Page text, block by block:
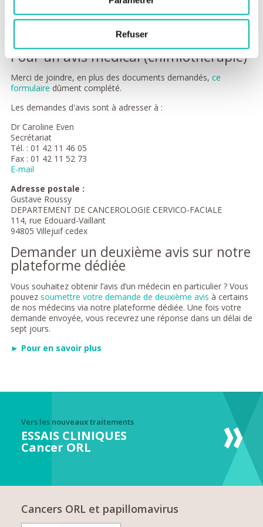
Refuser
Tél. : 01 42 11 44 46
Fax : 01 42 11 52 73
Pour un avis médical (chimiothérapie)
Merci de joindre, en plus des documents demandés, ce
formulaire dûment complété.
Les demandes d'avis sont à adresser à :
Dr Caroline Even
Secrétariat
Tél. : 01 42 11 46 05
Fax : 01 42 11 52 73
E-mail
Adresse postale :
Gustave Roussy
DEPARTEMENT DE CANCEROLOGIE CERVICO-FACIALE
114, rue Edouard-Vaillant
94805 Villejuif cedex
Demander un deuxième avis sur notre
plateforme dédiée
Vous souhaitez obtenir l’avis d’un médecin en particulier ? Vous
pouvez soumettre votre demande de deuxième avis à certains
de nos médecins via notre plateforme dédiée. Une fois votre
demande envoyée, vous recevrez une réponse dans un délai de
sept jours.
► Pour en savoir plus
Vers les nouveaux traitements
ESSAIS CLINIQUES
Cancer ORL
Cancers ORL et papillomavirus